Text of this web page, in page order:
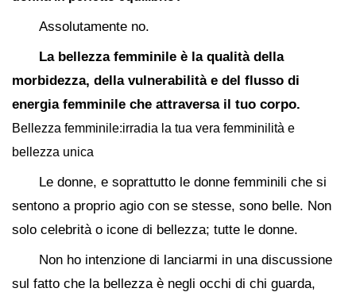
Assolutamente no.
La bellezza femminile è la qualità della
morbidezza, della vulnerabilità e del flusso di
energia femminile che attraversa il tuo corpo.
Bellezza femminile:irradia la tua vera femminilità e
bellezza unica
Le donne, e soprattutto le donne femminili che si
sentono a proprio agio con se stesse, sono belle. Non
solo celebrità o icone di bellezza; tutte le donne.
Non ho intenzione di lanciarmi in una discussione
sul fatto che la bellezza è negli occhi di chi guarda,